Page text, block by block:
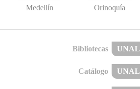
Medellín Orinoquía
Bibliotecas UNAL
Catálogo UNAL